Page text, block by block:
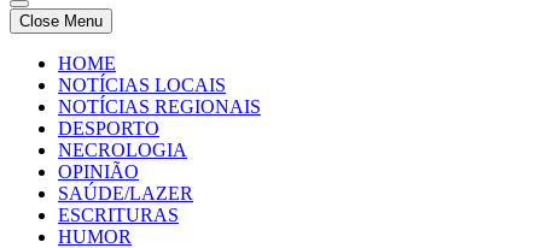
Comercio e Noticias
Notícias e Publicidade Online
Close Menu
HOME
NOTÍCIAS LOCAIS
NOTÍCIAS REGIONAIS
DESPORTO
NECROLOGIA
OPINIÃO
SAÚDE/LAZER
ESCRITURAS
HUMOR